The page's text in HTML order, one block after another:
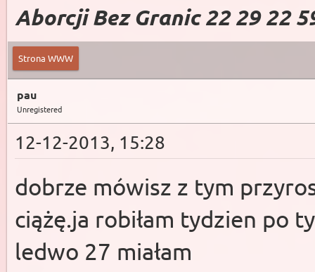
Aborcji Bez Granic 22 29 22
Strona WWW
pau
Unregistered
12-12-2013, 15:28
dobrze mówisz z tym
ciążę.ja robiłam tydzien po
ledwo 27 miałam